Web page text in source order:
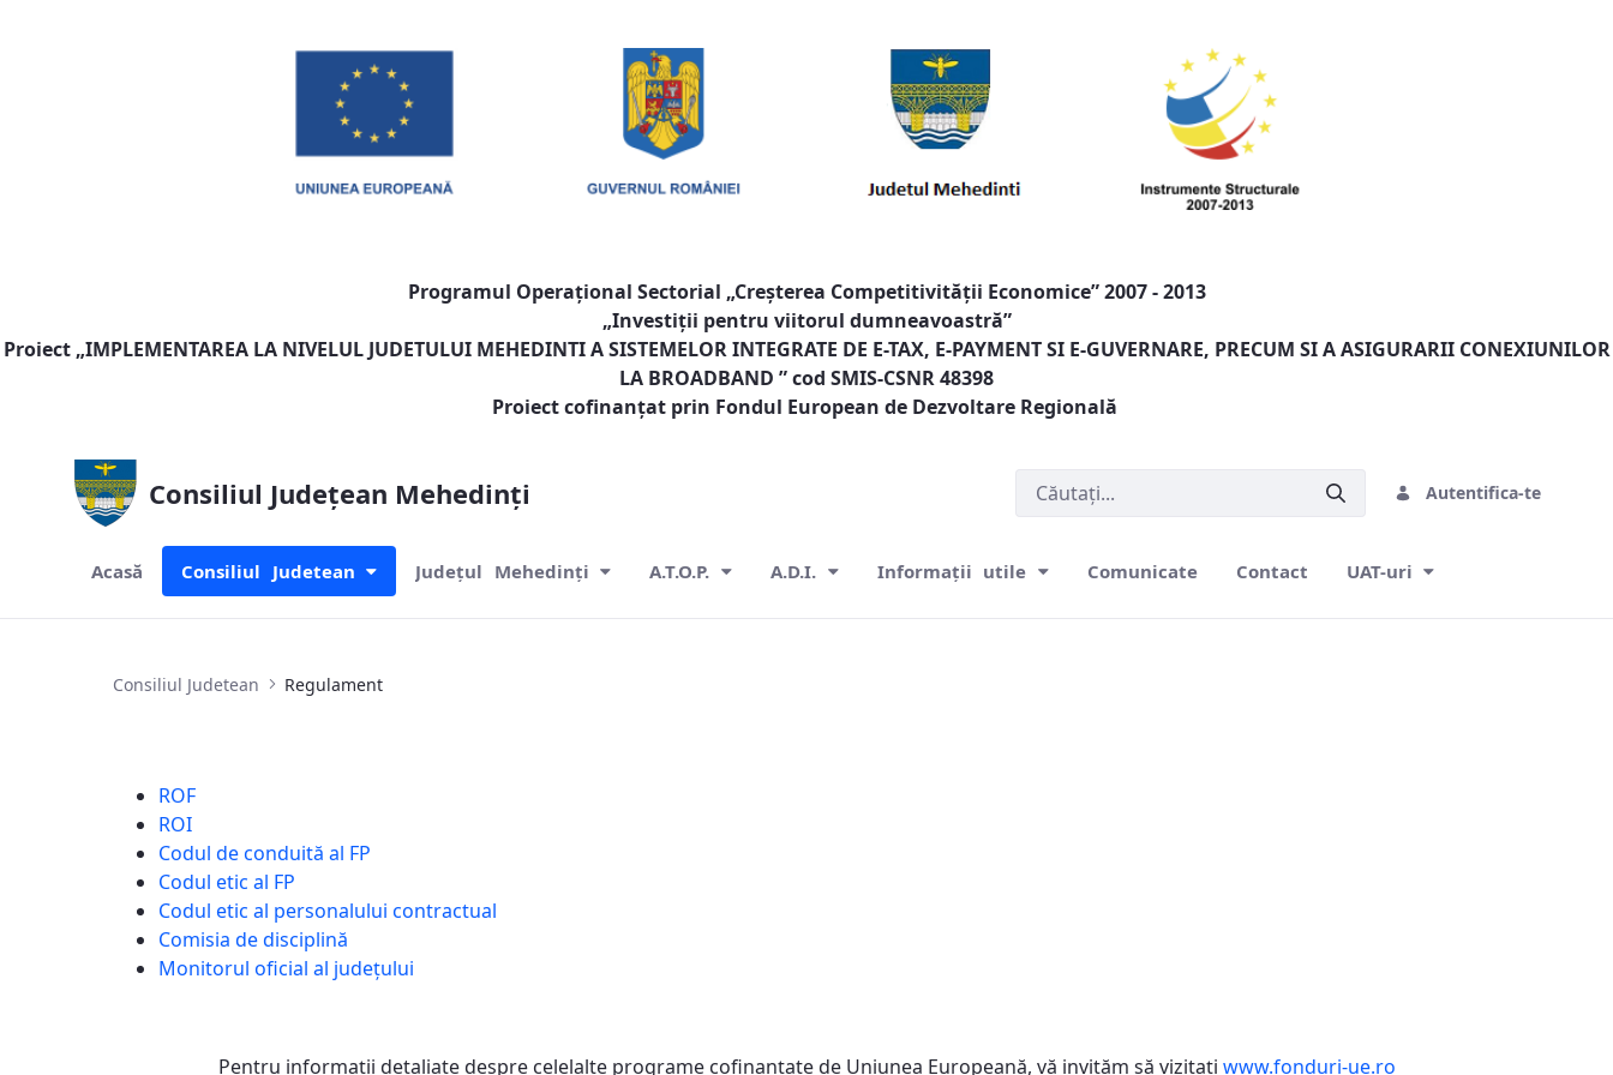
Programul Operaţional Sectorial „Creşterea Competitivităţii Economice” 2007 - 2013
„Investiţii pentru viitorul dumneavoastră”
Proiect „IMPLEMENTAREA LA NIVELUL JUDETULUI MEHEDINTI A SISTEMELOR INTEGRATE DE E-TAX, E-PAYMENT SI E-GUVERNARE, PRECUM SI A ASIGURARII CONEXIUNILOR
LA BROADBAND ” cod SMIS-CSNR 48398
Proiect cofinanţat prin Fondul European de Dezvoltare Regională
Consiliul Județean Mehedinți Autentifica-te
Acasă Consiliul Judetean Județul Mehedinți A.T.O.P. A.D.I. Informații utile Comunicate Contact UAT-uri
Consiliul Judetean Regulament
ROF
ROI
Codul de conduită al FP
Codul etic al FP
Codul etic al personalului contractual
Comisia de disciplină
Monitorul oficial al județului
Pentru informaţii detaliate despre celelalte programe cofinanţate de Uniunea Europeană, vă invităm să vizitaţi www.fonduri-ue.ro